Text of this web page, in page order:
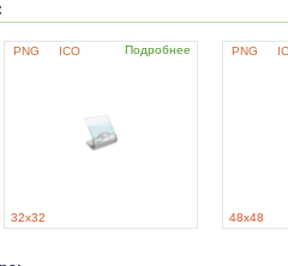
PNG ICO Подробнее
32x32
PNG
48x48